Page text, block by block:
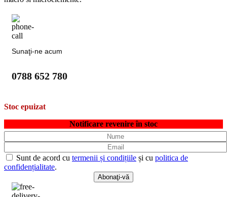
Sunaţi-ne acum
0788 652 780
Stoc epuizat
Notificare revenire în stoc
Sunt de acord cu termenii și condițiile și cu politica de
confidențialitate.